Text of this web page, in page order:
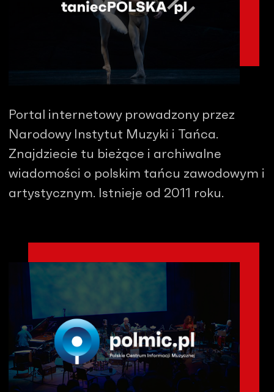
Portal internetowy prowadzony przez
Narodowy Instytut Muzyki i Tańca.
Znajdziecie tu bieżące i archiwalne
wiadomości o polskim tańcu zawodowym i
artystycznym. Istnieje od 2011 roku.